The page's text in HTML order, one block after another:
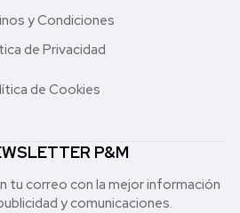
y Condiciones
de Privacidad
de Cookies
P&M
tu correo con la mejor in formación
y comunicaciones.